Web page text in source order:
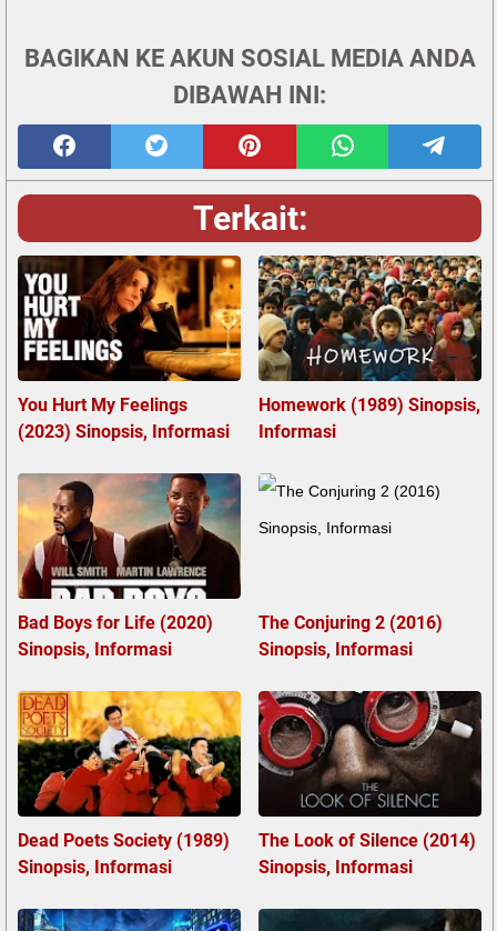
BAGIKAN KE AKUN SOSIAL MEDIA ANDA
DIBAWAH INI:
Terkait:
You Hurt My Feelings
(2023) Sinopsis, Informasi
Homework (1989) Sinopsis,
Informasi
Bad Boys for Life (2020)
Sinopsis, Informasi
The Conjuring 2 (2016)
Sinopsis, Informasi
Dead Poets Society (1989)
Sinopsis, Informasi
The Look of Silence (2014)
Sinopsis, Informasi